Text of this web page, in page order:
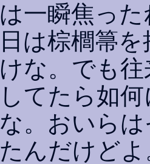
は一瞬焦っ
日は棕櫚箒
けな。でも
してたら如
な。おいら
たんだけど